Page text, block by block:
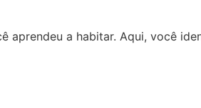
aprendeu a habitar. Aqui, você